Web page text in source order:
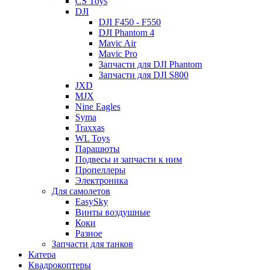
DJI
DJI F450 - F550
DJI Phantom 4
Mavic Air
Mavic Pro
Запчасти для DJI Phantom
Запчасти для DJI S800
JXD
MJX
Nine Eagles
Syma
Traxxas
WL Toys
Парашюты
Подвесы и запчасти к ним
Пропеллеры
Электроника
Для самолетов
EasySky
Винты воздушные
Коки
Разное
Запчасти для танков
Катера
Квадрокоптеры